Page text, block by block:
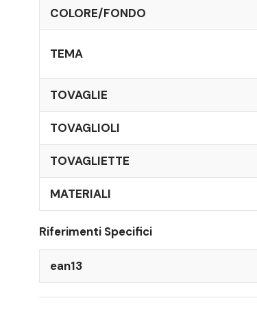
COLORE/FONDO
TEMA
TOVAGLIE
TOVAGLIOLI
TOVAGLIETTE
MATERIALI
Riferimenti Specifici
ean13